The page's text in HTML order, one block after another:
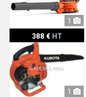
1
388 € HT
1
Kubota Souffleur